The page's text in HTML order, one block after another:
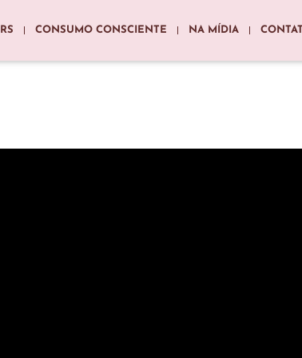
CONSUMO CONSCIENTE NA MÍDIA